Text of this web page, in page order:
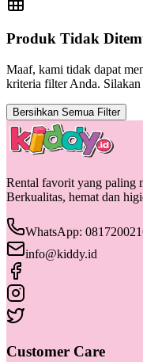
Produk Tidak
Maaf, kami tidak dapat
kriteria filter Anda.
Bersihkan Semua Filter
Rental favorit yang paling
Berkualitas, hemat dan
WhatsApp:
info@kiddy.id
Customer Care